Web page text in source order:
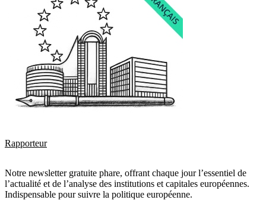
Rapporteur
Notre newsletter gratuite phare, offrant chaque jour l’essentiel de
l’actualité et de l’analyse des institutions et capitales européennes.
Indispensable pour suivre la politique européenne.